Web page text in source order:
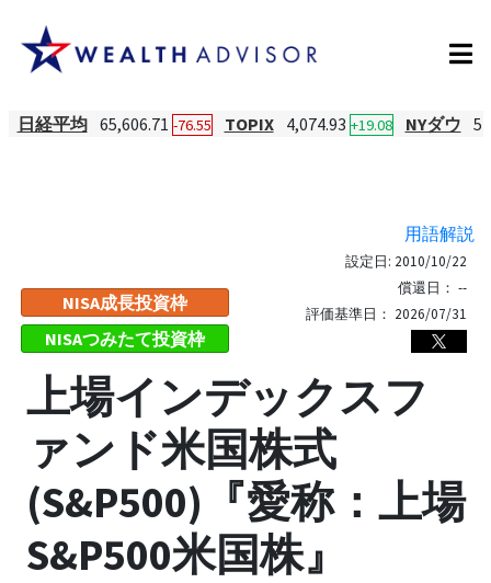
日経平均 65,606.71 -76.55 TOPIX 4,074.93 +19.08 NYダウ
用語解説
NISA成長投資枠
NISAつみたて投資枠
設定日: 2010/10/22
償還日： --
評価基準日： 2026/07/31
上場インデックスフ
ァンド米国株式
(S&P500)『愛称：上場
S&P500米国株』